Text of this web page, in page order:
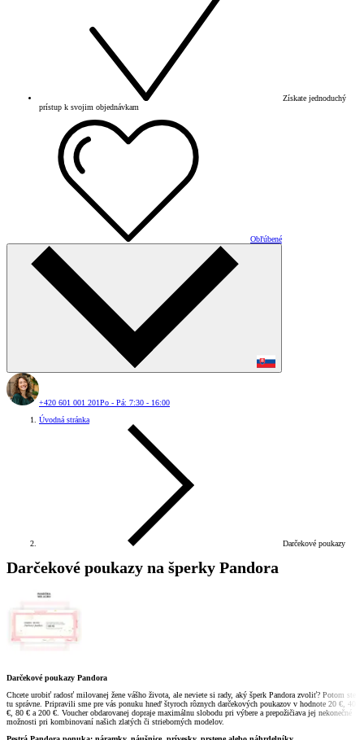
Získate jednoduchý
prístup k svojim objednávkam
Obľúbené
+420 601 001 201Po - Pá: 7:30 - 16:00
Úvodná stránka
Darčekové poukazy
Darčekové poukazy na šperky Pandora
Darčekové poukazy Pandora
Chcete urobiť radosť milovanej žene vášho života, ale neviete si rady, aký šperk Pandora zvoliť? Potom ste
tu správne. Pripravili sme pre vás ponuku hneď štyroch rôznych darčekových poukazov v hodnote 20 €, 40
€, 80 € a 200 €. Voucher obdarovanej dopraje maximálnu slobodu pri výbere a prepožičiava jej nekonečné
možnosti pri kombinovaní našich zlatých či strieborných modelov.